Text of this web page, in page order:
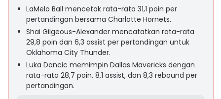
LaMelo Ball mencetak rata-rata 31,1 poin per
pertandingan bersama Charlotte Hornets.
Shai Gilgeous-Alexander mencatatkan rata-rata
29,8 poin dan 6,3 assist per pertandingan untuk
Oklahoma City Thunder.
Luka Doncic memimpin Dallas Mavericks dengan
rata-rata 28,7 poin, 8,1 assist, dan 8,3 rebound per
pertandingan.